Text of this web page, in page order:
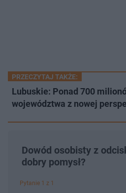
PRZECZYTAJ TAKŻE:
Lubuskie: Ponad 700
województwa z nowej
Dowód osobisty z
dobry pomysł?
Pytanie 1 z 1